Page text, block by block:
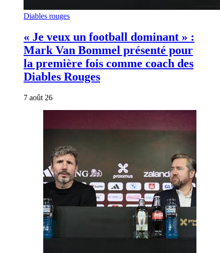
Diables rouges
« Je veux un football dominant » :
Mark Van Bommel présenté pour
la première fois comme coach des
Diables Rouges
7 août 26